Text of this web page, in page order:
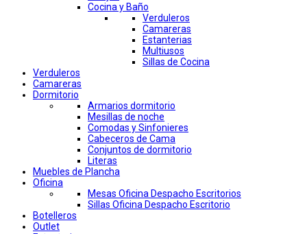
Cocina y Baño
Verduleros
Camareras
Estanterias
Multiusos
Sillas de Cocina
Verduleros
Camareras
Dormitorio
Armarios dormitorio
Mesillas de noche
Comodas y Sinfonieres
Cabeceros de Cama
Conjuntos de dormitorio
Literas
Muebles de Plancha
Oficina
Mesas Oficina Despacho Escritorios
Sillas Oficina Despacho Escritorio
Botelleros
Outlet